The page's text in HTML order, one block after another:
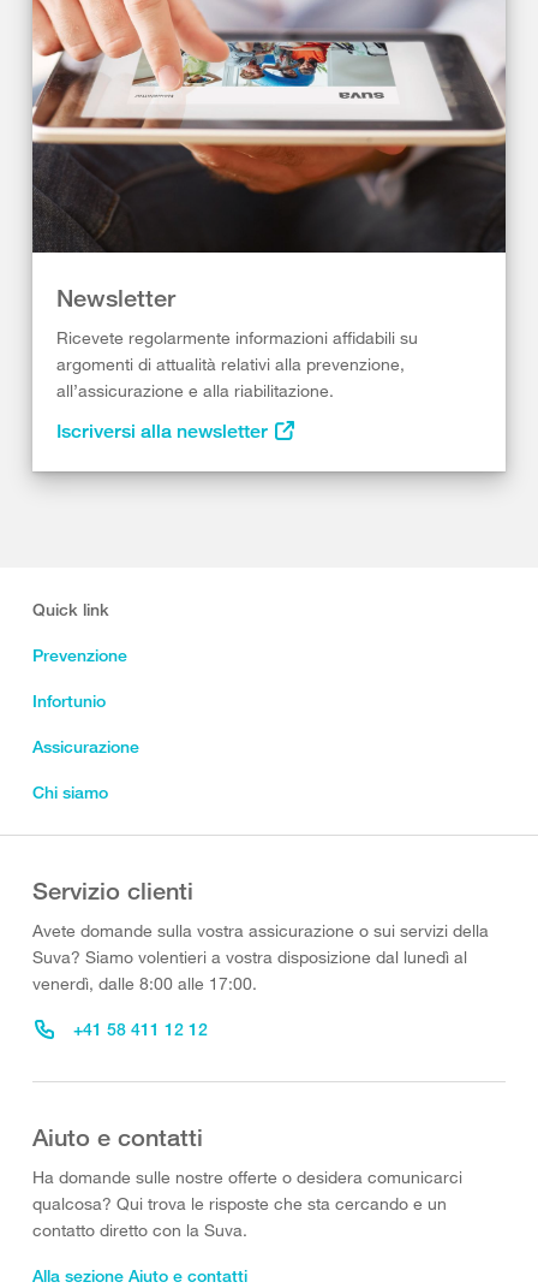
Newsletter
Ricevete regolarmente informazioni affidabili su
argomenti di attualità relativi alla prevenzione,
all’assicurazione e alla riabilitazione.
Iscriversi alla newsletter
Quick link
Prevenzione
Infortunio
Assicurazione
Chi siamo
Servizio clienti
Avete domande sulla vostra assicurazione o sui servizi della
Suva? Siamo volentieri a vostra disposizione dal lunedì al
venerdì, dalle 8:00 alle 17:00.
+41 58 411 12 12
Aiuto e contatti
Ha domande sulle nostre offerte o desidera comunicarci
qualcosa? Qui trova le risposte che sta cercando e un
contatto diretto con la Suva.
Alla sezione Aiuto e contatti